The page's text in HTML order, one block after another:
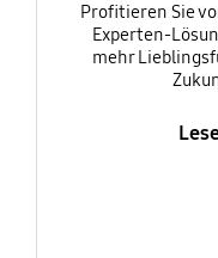
Profitieren Sie
Experten-
mehr